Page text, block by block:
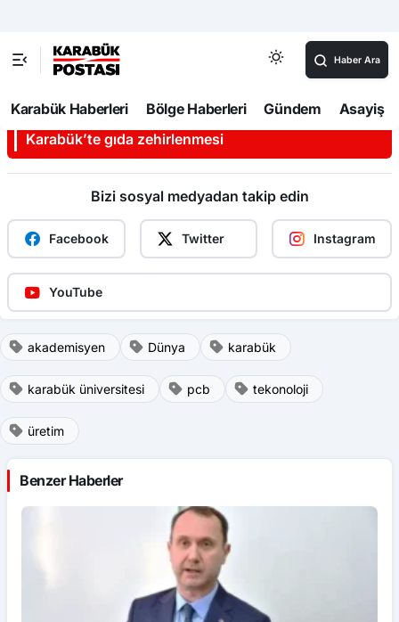
dönüştürerek Türkiye’nin yerli ve milli üretim kapasitesine
katkı sunmaya devam ediyor.
İLGINIZI ÇEKEBILIR
Karabük’te gıda zehirlenmesi
Bizi sosyal medyadan takip edin
Facebook Twitter Instagram
YouTube
akademisyen Dünya karabük
karabük üniversitesi pcb tekonoloji
üretim
Benzer Haberler